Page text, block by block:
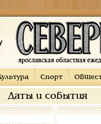
Спорт
Даты и события